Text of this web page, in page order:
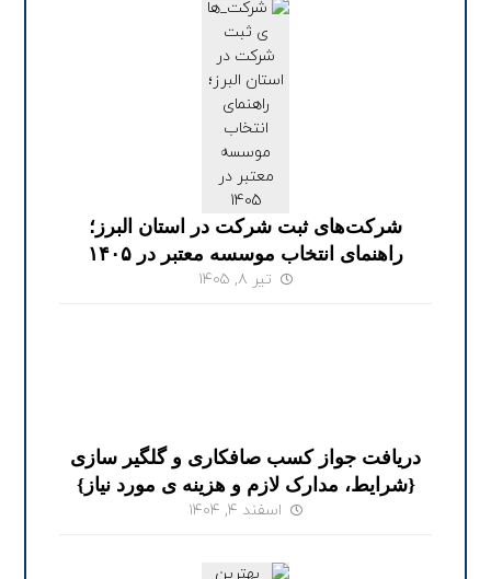
شرکت‌های ثبت شرکت در استان البرز؛
راهنمای انتخاب موسسه معتبر در ۱۴۰۵
تیر ۸, ۱۴۰۵
دریافت جواز کسب صافکاری و گلگیر سازی
{شرایط، مدارک لازم و هزینه ی مورد نیاز}
اسفند ۴, ۱۴۰۴